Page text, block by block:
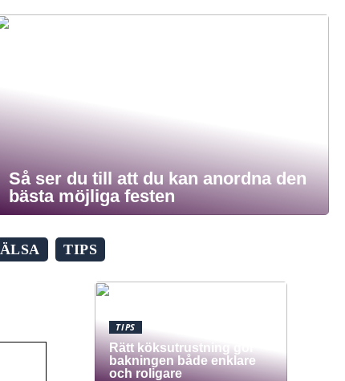
Så ser du till att du kan anordna den
bästa möjliga festen
TIPS
TIPS
Rätt köksutrustning gör
bakningen både enklare
och roligare